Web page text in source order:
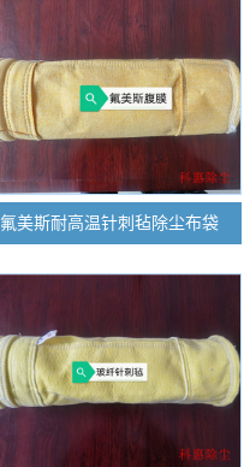
氟美斯耐高温针刺毡除尘布袋